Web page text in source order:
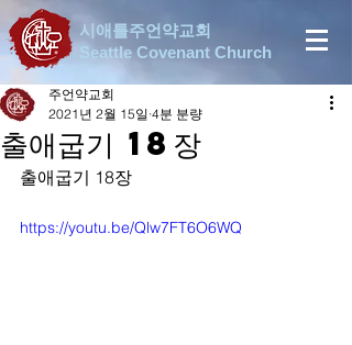
시애틀주언약교회
Seattle Covenant Church
출애굽기 18장
주언약교회
2021년 2월 15일 4분 분량
출애굽기 18장
https://youtu.be/Qlw7FT6O6WQ